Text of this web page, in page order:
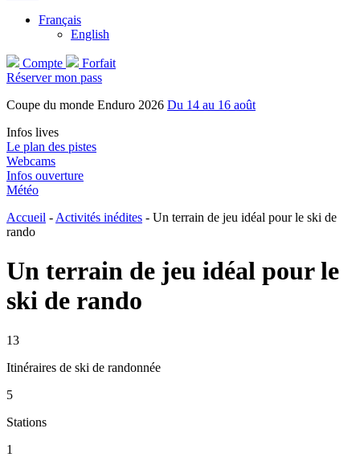
Français
English
Compte
Forfait
Réserver mon pass
Coupe du monde Enduro 2026 Du 14 au 16 août
Infos lives
Le plan des pistes
Webcams
Infos ouverture
Météo
Accueil - Activités inédites - Un terrain de jeu idéal pour le ski de
rando
Un terrain de jeu idéal pour le
ski de rando
13
Itinéraires de ski de randonnée
5
Stations
1